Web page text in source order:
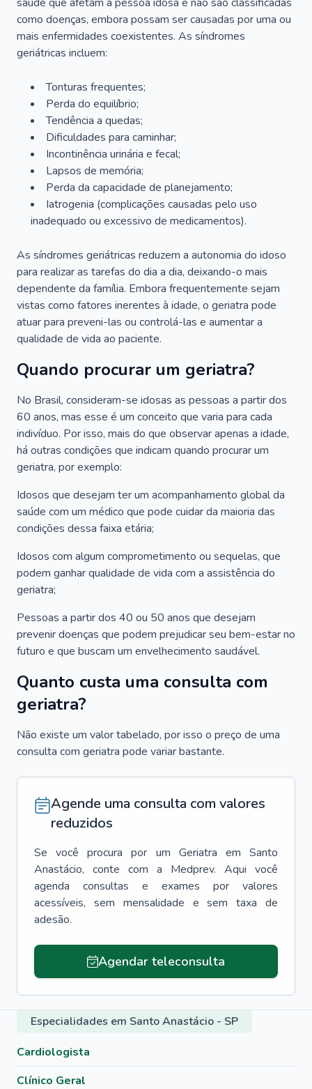
como doenças, embora possam ser causadas por uma ou
mais enfermidades coexistentes. As síndromes
geriátricas incluem:
Tonturas frequentes;
Perda do equilíbrio;
Tendência a quedas;
Dificuldades para caminhar;
Incontinência urinária e fecal;
Lapsos de memória;
Perda da capacidade de planejamento;
Iatrogenia (complicações causadas pelo uso
inadequado ou excessivo de medicamentos).
As síndromes geriátricas reduzem a autonomia do idoso
para realizar as tarefas do dia a dia, deixando-o mais
dependente da família. Embora frequentemente sejam
vistas como fatores inerentes à idade, o geriatra pode
atuar para preveni-las ou controlá-las e aumentar a
qualidade de vida ao paciente.
Quando procurar um geriatra?
No Brasil, consideram-se idosas as pessoas a partir dos
60 anos, mas esse é um conceito que varia para cada
indivíduo. Por isso, mais do que observar apenas a idade,
há outras condições que indicam quando procurar um
geriatra, por exemplo:
Idosos que desejam ter um acompanhamento global da
saúde com um médico que pode cuidar da maioria das
condições dessa faixa etária;
Idosos com algum comprometimento ou sequelas, que
podem ganhar qualidade de vida com a assistência do
geriatra;
Pessoas a partir dos 40 ou 50 anos que desejam
prevenir doenças que podem prejudicar seu bem-estar no
futuro e que buscam um envelhecimento saudável.
Quanto custa uma consulta com
geriatra?
Não existe um valor tabelado, por isso o preço de uma
consulta com geriatra pode variar bastante.
Agende uma consulta com valores
reduzidos
Se você procura por um Geriatra em Santo
Anastácio, conte com a Medprev. Aqui você
agenda consultas e exames por valores
acessíveis, sem mensalidade e sem taxa de
adesão.
Agendar teleconsulta
Especialidades em Santo Anastácio - SP
Cardiologista
Clínico Geral